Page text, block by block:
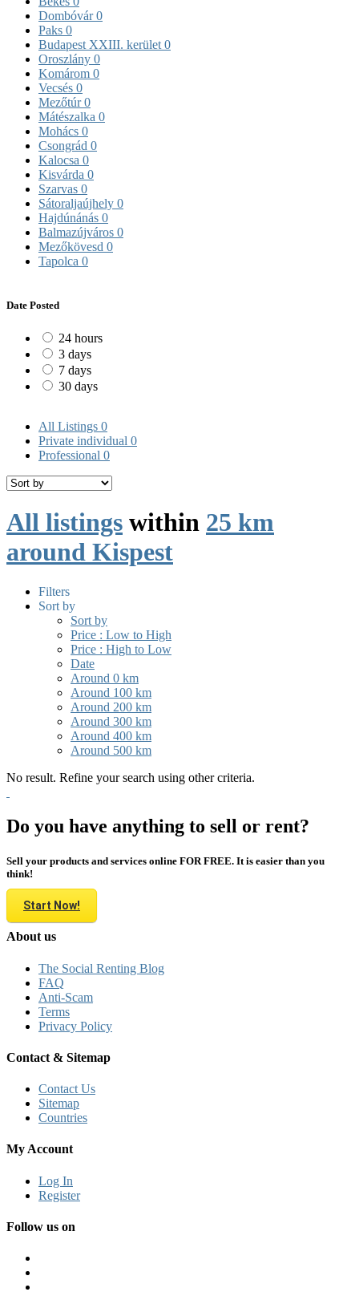
Dombóvár0
Paks 0
Budapest XXIII. kerület 0
Oroszlány 0
Komárom 0
Vecsés 0
Mezőtúr0
Mátészalka 0
Mohács 0
Csongrád 0
Kalocsa 0
Kisvárda 0
Szarvas 0
Sátoraljaújhely 0
Hajdúnánás 0
Balmazújváros 0
Mezőkövesd 0
Tapolca 0
Date Posted
24 hours
3 days
7 days
30 days
All Listings 0
Private individual 0
Professional 0
All listings within 25 km
around Kispest
Filters
Sort by
Sort by
Price : Low to High
Price : High to Low
Date
Around 0 km
Around 100 km
Around 200 km
Around 300 km
Around 400 km
Around 500 km
No result. Refine your search using other criteria.
Do you have anything to sell or rent?
Sell your products and services online FOR FREE. It is easier than you
think!
Start Now!
About us
The Social Renting Blog
FAQ
Anti-Scam
Terms
Privacy Policy
Contact & Sitemap
Contact Us
Sitemap
Countries
My Account
Log In
Register
Follow us on